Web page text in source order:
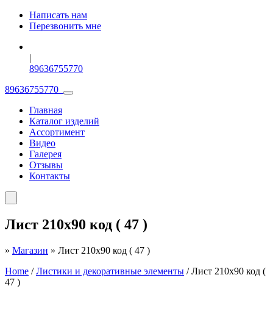
Написать нам
Перезвонить мне
|
89636755770
89636755770
Главная
Каталог изделий
Ассортимент
Видео
Галерея
Отзывы
Контакты
Лист 210х90 код ( 47 )
» Магазин » Лист 210х90 код ( 47 )
Home /Листики и декоративные элементы / Лист 210х90 код (
47 )